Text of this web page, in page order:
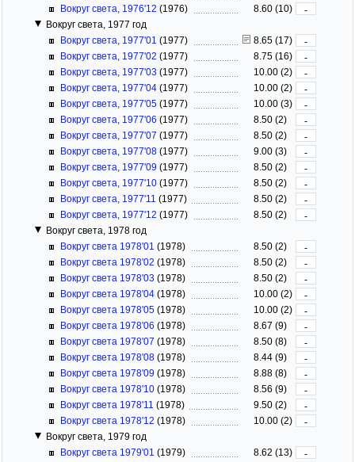
Вокруг света, 1976'12 (1976) 8.60 (10)
-
Вокруг света, 1977 год
Вокруг света, 1977'01 (1977) 8.65 (17)
-
Вокруг света, 1977'02 (1977) 8.75 (16)
-
Вокруг света, 1977'03 (1977) 10.00 (2)
-
Вокруг света, 1977'04 (1977) 10.00 (2)
-
Вокруг света, 1977'05 (1977) 10.00 (3)
-
Вокруг света, 1977'06 (1977) 8.50 (2)
-
Вокруг света, 1977'07 (1977) 8.50 (2)
-
Вокруг света, 1977'08 (1977) 9.00 (3)
-
Вокруг света, 1977'09 (1977) 8.50 (2)
-
Вокруг света, 1977'10 (1977) 8.50 (2)
-
Вокруг света, 1977'11 (1977) 8.50 (2)
-
Вокруг света, 1977'12 (1977) 8.50 (2)
-
Вокруг света, 1978 год
Вокруг света 1978'01 (1978) 8.50 (2)
-
Вокруг света 1978'02 (1978) 8.50 (2)
-
Вокруг света 1978'03 (1978) 8.50 (2)
-
Вокруг света 1978'04 (1978) 10.00 (2)
-
Вокруг света 1978'05 (1978) 10.00 (2)
-
Вокруг света 1978'06 (1978) 8.67 (9)
-
Вокруг света 1978'07 (1978) 8.50 (8)
-
Вокруг света 1978'08 (1978) 8.44 (9)
-
Вокруг света 1978'09 (1978) 8.88 (8)
-
Вокруг света 1978'10 (1978) 8.56 (9)
-
Вокруг света 1978'11 (1978) 9.50 (2)
-
Вокруг света 1978'12 (1978) 10.00 (2)
-
Вокруг света, 1979 год
Вокруг света 1979'01 (1979) 8.62 (13)
-